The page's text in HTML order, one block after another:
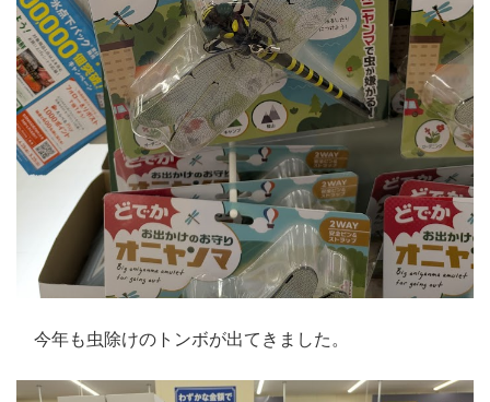
今年も虫除けのトンボが出てきました。